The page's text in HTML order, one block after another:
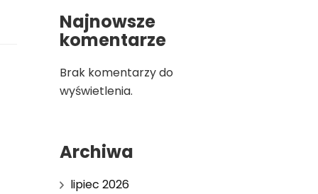
Najnowsze
komentarze
Brak komentarzy do
wyświetlenia.
Archiwa
lipiec 2026